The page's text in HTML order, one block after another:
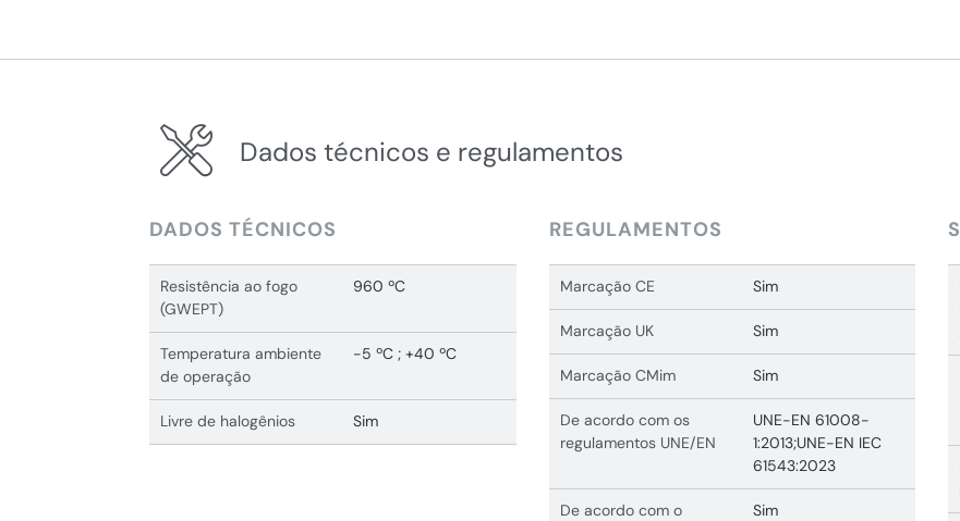
Dados técnicos e regulamentos
DADOS TÉCNICOS
Resistência ao fogo
(GWEPT)
960 ºC
Temperatura ambiente
de operação
-5 ºC ; +40 ºC
Livre de halogênios Sim
REGULAMENTOS
Marcação CE Sim
Marcação UK Sim
Marcação CMim Sim
De acordo com os
regulamentos UNE/EN
UNE-EN 61008-
1:2013;UNE-EN IEC
61543:2023
De acordo com o
Sim